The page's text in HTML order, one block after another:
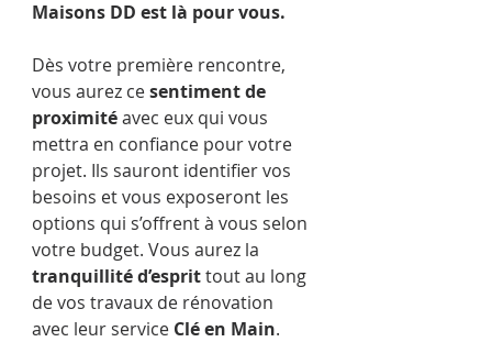
Maisons DD est là pour vous.
Dès votre première rencontre,
vous aurez ce sentiment de
proximité avec eux qui vous
mettra en confiance pour votre
projet. Ils sauront identifier vos
besoins et vous exposeront les
options qui s’offrent à vous selon
votre budget. Vous aurez la
tranquillité d’esprit tout au long
de vos travaux de rénovation
avec leur service Clé en Main.